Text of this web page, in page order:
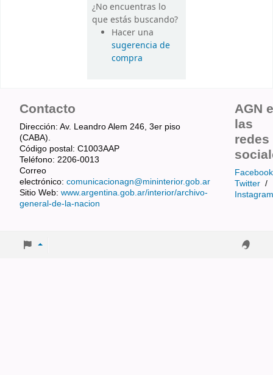
¿No encuentras lo
que estás buscando?
Hacer una
sugerencia de
compra
Contacto
Dirección: Av. Leandro Alem 246, 3er piso
(CABA).
Código postal: C1003AAP
Teléfono: 2206-0013
Correo
electrónico: comunicacionagn@mininterior.gob.ar
Sitio Web: www.argentina.gob.ar/interior/archivo-
general-de-la-nacion
AGN
las
redes
Facebook
Twitter /
Instagram